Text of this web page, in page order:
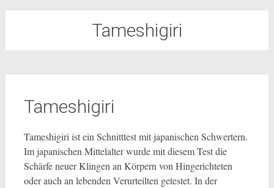
Tameshigiri
Tameshigiri
Tameshigiri ist ein Schnitttest mit japanischen Schwertern.
Im japanischen Mittelalter wurde mit diesem Test die
Schärfe neuer Klingen an Körpern von Hingerichteten
oder auch an lebenden Verurteilten getestet. In der